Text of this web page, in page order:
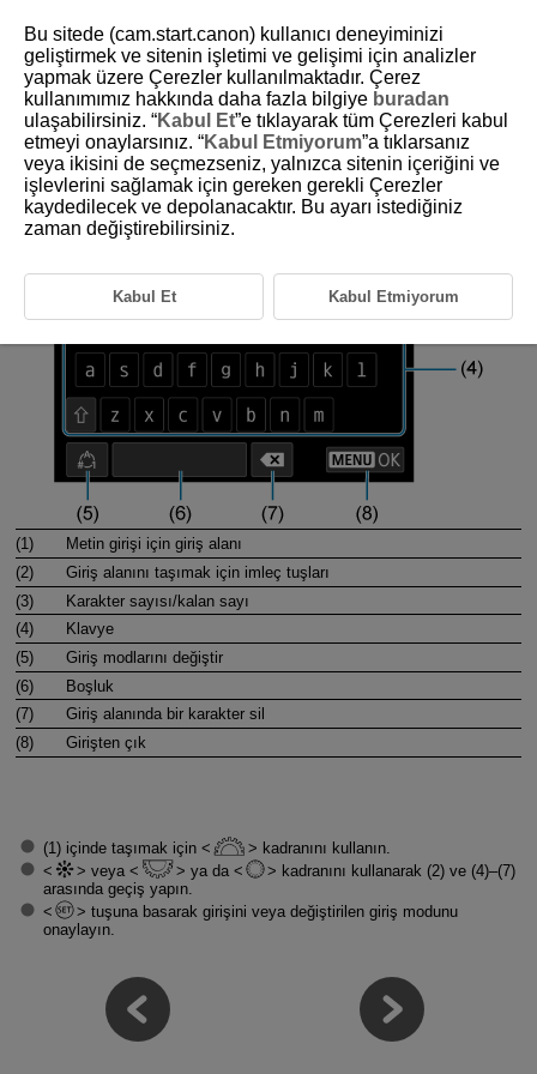
D095-158
Sanal Klavye İşlemleri
(1)
Metin girişi için giriş alanı
(2)
Giriş alanını taşımak için imleç tuşları
(3)
Karakter sayısı/kalan sayı
(4)
Klavye
(5)
Giriş modlarını değiştir
(6)
Boşluk
(7)
Giriş alanında bir karakter sil
(8)
Girişten çık
(1) içinde taşımak için
kadranını kullanın.
veya
ya da
kadranını kullanarak (2) ve (4)–(7)
arasında geçiş yapın.
tuşuna basarak girişini veya değiştirilen giriş modunu
onaylayın.
Bu sitede (cam.start.canon) kullanıcı deneyiminizi
geliştirmek ve sitenin işletimi ve gelişimi için analizler
yapmak üzere Çerezler kullanılmaktadır. Çerez
kullanımımız hakkında daha fazla bilgiye buradan
ulaşabilirsiniz. “Kabul Et”e tıklayarak tüm Çerezleri kabul
etmeyi onaylarsınız. “Kabul Etmiyorum”a tıklarsanız
veya ikisini de seçmezseniz, yalnızca sitenin içeriğini ve
işlevlerini sağlamak için gereken gerekli Çerezler
kaydedilecek ve depolanacaktır. Bu ayarı istediğiniz
zaman değiştirebilirsiniz.
Kabul Et Kabul Etmiyorum